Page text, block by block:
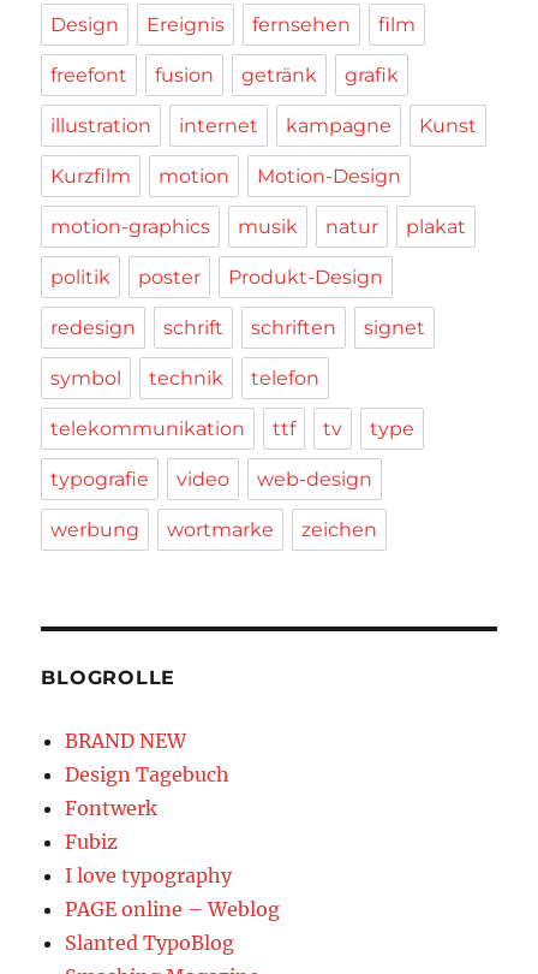
Design Ereignis fernsehen film
freefont fusion getränk grafik
illustration internet kampagne Kunst
Kurzfilm motion Motion-Design
motion-graphics musik natur plakat
politik poster Produkt-Design
redesign schrift schriften signet
symbol technik telefon
telekommunikation ttf tv type
typografie video web-design
werbung wortmarke zeichen
BLOGROLLE
BRAND NEW
Design Tagebuch
Fontwerk
Fubiz
I love typography
PAGE online – Weblog
Slanted TypoBlog